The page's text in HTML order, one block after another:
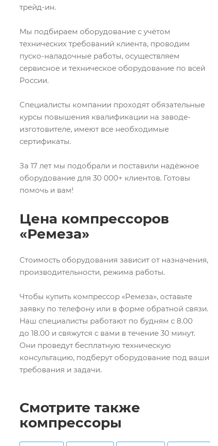
трейд-ин.
Мы подбираем оборудование с учётом
технических требований клиента, проводим
пуско-наладочные работы, осуществляем
сервисное и техническое оборудование по всей
России.
Специалисты компании проходят обязательные
курсы повышения квалификации на заводе-
изготовителе, имеют все необходимые
сертификаты.
За 17 лет мы подобрали и поставили надёжное
оборудование для 30 000+ клиентов. Готовы
помочь и вам!
Цена компрессоров
«Ремеза»
Стоимость оборудования зависит от назначения,
производительности, режима работы.
Чтобы купить компрессор «Ремеза», оставьте
заявку по телефону или в форме обратной связи.
Наш специалисты работают по будням с 8.00
до 18.00 и свяжутся с вами в течение 30 минут.
Они проведут бесплатную техническую
консультацию, подберут оборудование под ваши
требования и задачи.
Смотрите также
компрессоры